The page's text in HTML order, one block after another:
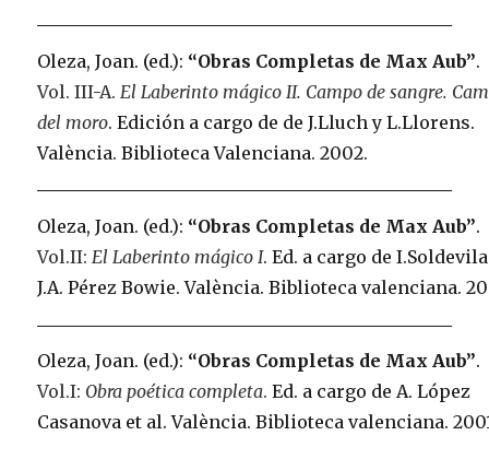
Oleza, Joan. (ed.): “Obras Completas de Max Aub”.
Vol. III-A. El Laberinto mágico II. Campo de sangre.
del moro. Edición a cargo de de J.Lluch y L.Llorens.
València. Biblioteca Valenciana. 2002.
Oleza, Joan. (ed.): “Obras Completas de Max Aub”.
Vol.II: El Laberinto mágico I. Ed. a cargo de
J.A. Pérez Bowie. València. Biblioteca valenciana.
Oleza, Joan. (ed.): “Obras Completas de Max Aub”.
Vol.I: Obra poética completa. Ed. a cargo de A. López
Casanova et al. València. Biblioteca valenciana.